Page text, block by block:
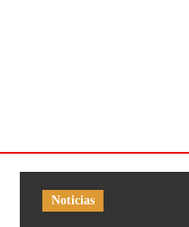
Noticias